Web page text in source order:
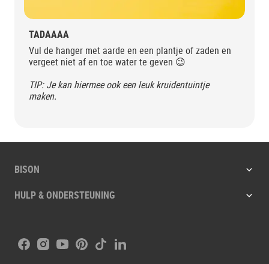
TADAAAA
Vul de hanger met aarde en een plantje of zaden en
vergeet niet af en toe water te geven 😉
TIP: Je kan hiermee ook een leuk kruidentuintje
maken.
BISON
HULP & ONDERSTEUNING
Facebook
Instagram
YoutubePinterest
TiktokLinkedIn